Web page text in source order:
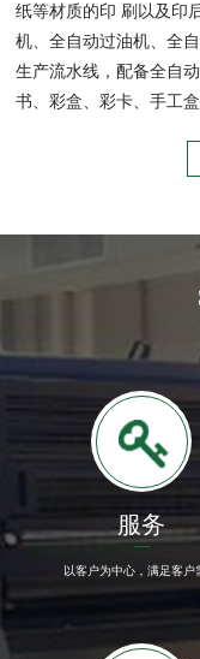
纸等材质的印 刷以及印
机、全自动过油机、全
生产流水线，配备全自
书、彩盒、彩卡、手工
服务
以客户为中心，满足客户